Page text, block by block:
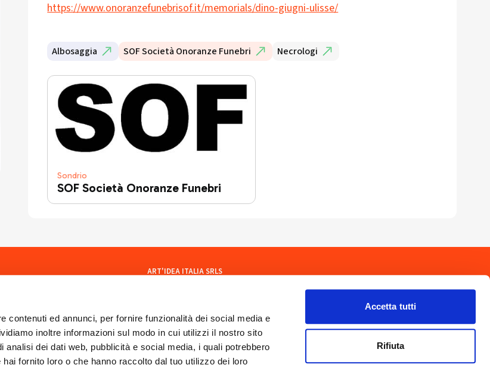
contenuti ed annunci, per fornire funzionalità dei social media e
inoltre informazioni sul modo in cui utilizzi il nostro sito
analisi dei dati web, pubblicità e social media, i quali potrebbero
fornito loro o che hanno raccolto dal tuo utilizzo dei loro
Accetta tutti
Rifiuta
https://www.onoranzefunebrisof.it/memorials/dino-giugni-ulisse/
Albosaggia SOF Società Onoranze Funebri Necrologi
Sondrio
SOF Società Onoranze Funebri
ART'IDEA ITALIA SRLS
artideaitaliasrls@legalmail.it